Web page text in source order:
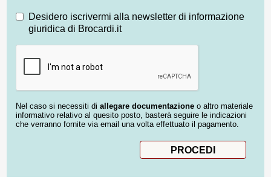
Desidero iscrivermi alla newsletter di informazione
giuridica di Brocardi.it
Nel caso si necessiti di allegare documentazione o altro materiale
informativo relativo al quesito posto, basterà seguire le indicazioni
che verranno fornite via email una volta effettuato il pagamento.